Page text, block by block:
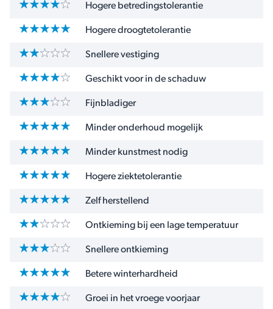
Hogere betredingstolerantie
Hogere droogtetolerantie
Snellere vestiging
Geschikt voor in de schaduw
Fijnbladiger
Minder onderhoud mogelijk
Minder kunstmest nodig
Hogere ziektetolerantie
Zelf herstellend
Ontkieming bij een lage temperatuur
Snellere ontkieming
Betere winterhardheid
Groei in het vroege voorjaar